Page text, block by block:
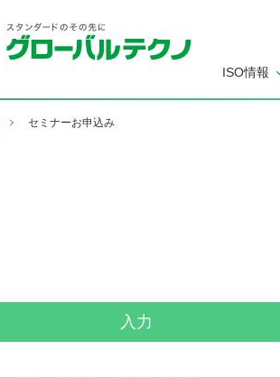
ISO情報
セミナーお申込み
入力